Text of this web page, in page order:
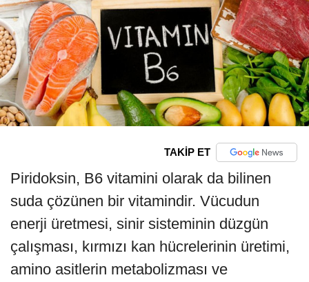
TAKİP ET
Piridoksin, B6 vitamini olarak da bilinen
suda çözünen bir vitamindir. Vücudun
enerji üretmesi, sinir sisteminin düzgün
çalışması, kırmızı kan hücrelerinin üretimi,
amino asitlerin metabolizması ve